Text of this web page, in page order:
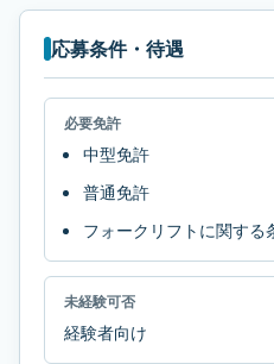
応募条件・待遇
必要免許
中型免許
普通免許
フォークリフトに関する
未経験可否
経験者向け